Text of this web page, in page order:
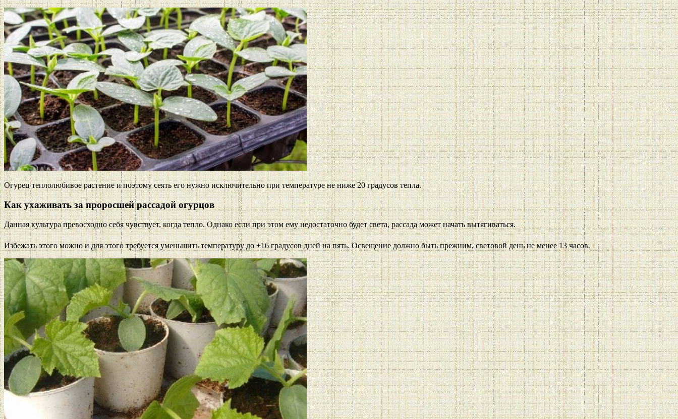
Огурец теплолюбивое растение и поэтому сеять его нужно исключительно при температуре не ниже 20 градусов тепла.
Как ухаживать за проросшей рассадой огурцов
Данная культура превосходно себя чувствует, когда тепло. Однако если при этом ему недостаточно будет света, рассада может начать вытягиваться.
Избежать этого можно и для этого требуется уменьшить температуру до +16 градусов дней на пять. Освещение должно быть прежним, световой день не менее 13 часов.